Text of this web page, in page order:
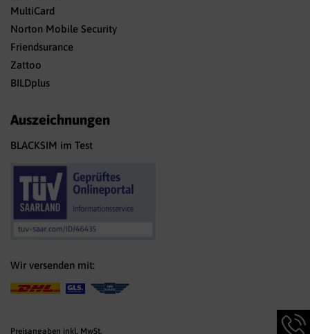
MultiCard
Norton Mobile Security
Friendsurance
Zattoo
BILDplus
Auszeichnungen
BLACKSIM im Test
Wir versenden mit:
Preisangaben inkl. MwSt.